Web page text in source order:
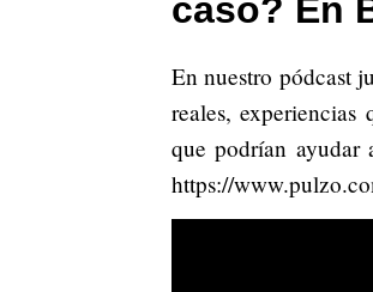
caso? En
En nuestro pódcast
reales, experiencias
que podrían ayudar
https://